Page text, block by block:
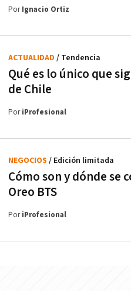
PorIgnacio Ortiz
Qué es lo único que
de Chile
ACTUALIDAD / Tendencia
PoriProfesional
Cómo son y dónde se
Oreo BTS
NEGOCIOS / Edición limitada
PoriProfesional